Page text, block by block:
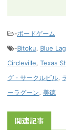
-ボードゲーム
-Bitoku, Blue
Circleville, Texas
グ・サークルビル,
ーラグーン, 美徳
関連記事